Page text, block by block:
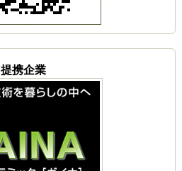
提携企業